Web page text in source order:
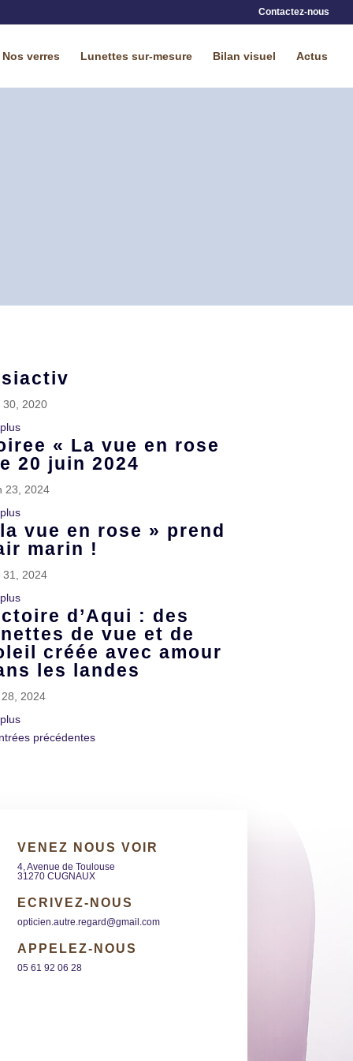
Contactez-nous
Nos verres Lunettes sur-mesure Bilan visuel Actus
30, 2020
« La vue en rose
20 juin 2024
23, 2024
vue en rose » prend
marin !
31, 2024
d’Aqui : des
de vue et de
créée avec amour
les landes
2024
précédentes
VENEZ NOUS VOIR
4, Avenue de Toulouse
31270 CUGNAUX
ECRIVEZ-NOUS
opticien.autre.regard@gmail.com
APPELEZ-NOUS
05 61 92 06 28